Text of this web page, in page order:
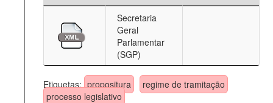
Secretaria
Geral
Parlamentar
(SGP)
Etiquetas: propositura
regime de tramitação
processo legislativo